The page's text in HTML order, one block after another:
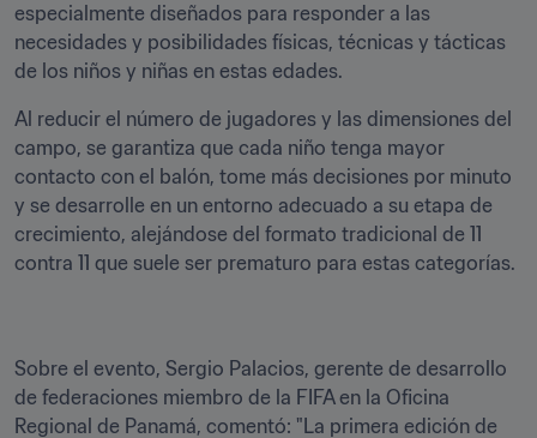
especialmente diseñados para responder a las
necesidades y posibilidades físicas, técnicas y tácticas
de los niños y niñas en estas edades.
Al reducir el número de jugadores y las dimensiones del
campo, se garantiza que cada niño tenga mayor
contacto con el balón, tome más decisiones por minuto
y se desarrolle en un entorno adecuado a su etapa de
crecimiento, alejándose del formato tradicional de 11
contra 11 que suele ser prematuro para estas categorías.
Sobre el evento, Sergio Palacios, gerente de desarrollo
de federaciones miembro de la FIFA en la Oficina
Regional de Panamá, comentó: "La primera edición de